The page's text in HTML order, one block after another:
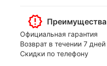
Преимущества
Официальная гарантия
Возврат в течении 7 дней
Скидки по телефону